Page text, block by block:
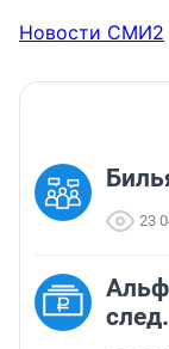
Новости СМИ2
23